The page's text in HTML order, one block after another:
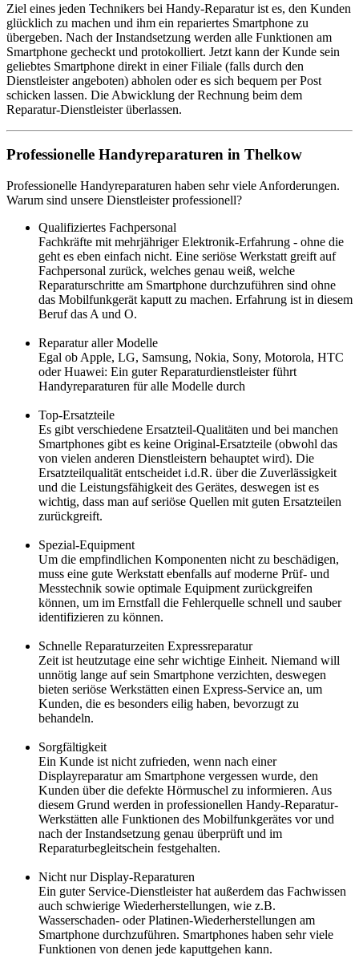
Ziel eines jeden Technikers bei Handy-Reparatur ist es, den Kunden
glücklich zu machen und ihm ein repariertes Smartphone zu
übergeben. Nach der Instandsetzung werden alle Funktionen am
Smartphone gecheckt und protokolliert. Jetzt kann der Kunde sein
geliebtes Smartphone direkt in einer Filiale (falls durch den
Dienstleister angeboten) abholen oder es sich bequem per Post
schicken lassen. Die Abwicklung der Rechnung beim dem
Reparatur-Dienstleister überlassen.
Professionelle Handyreparaturen in Thelkow
Professionelle Handyreparaturen haben sehr viele Anforderungen.
Warum sind unsere Dienstleister professionell?
Qualifiziertes Fachpersonal
Fachkräfte mit mehrjähriger Elektronik-Erfahrung - ohne die
geht es eben einfach nicht. Eine seriöse Werkstatt greift auf
Fachpersonal zurück, welches genau weiß, welche
Reparaturschritte am Smartphone durchzuführen sind ohne
das Mobilfunkgerät kaputt zu machen. Erfahrung ist in diesem
Beruf das A und O.
Reparatur aller Modelle
Egal ob Apple, LG, Samsung, Nokia, Sony, Motorola, HTC
oder Huawei: Ein guter Reparaturdienstleister führt
Handyreparaturen für alle Modelle durch
Top-Ersatzteile
Es gibt verschiedene Ersatzteil-Qualitäten und bei manchen
Smartphones gibt es keine Original-Ersatzteile (obwohl das
von vielen anderen Dienstleistern behauptet wird). Die
Ersatzteilqualität entscheidet i.d.R. über die Zuverlässigkeit
und die Leistungsfähigkeit des Gerätes, deswegen ist es
wichtig, dass man auf seriöse Quellen mit guten Ersatzteilen
zurückgreift.
Spezial-Equipment
Um die empfindlichen Komponenten nicht zu beschädigen,
muss eine gute Werkstatt ebenfalls auf moderne Prüf- und
Messtechnik sowie optimale Equipment zurückgreifen
können, um im Ernstfall die Fehlerquelle schnell und sauber
identifizieren zu können.
Schnelle Reparaturzeiten Expressreparatur
Zeit ist heutzutage eine sehr wichtige Einheit. Niemand will
unnötig lange auf sein Smartphone verzichten, deswegen
bieten seriöse Werkstätten einen Express-Service an, um
Kunden, die es besonders eilig haben, bevorzugt zu
behandeln.
Sorgfältigkeit
Ein Kunde ist nicht zufrieden, wenn nach einer
Displayreparatur am Smartphone vergessen wurde, den
Kunden über die defekte Hörmuschel zu informieren. Aus
diesem Grund werden in professionellen Handy-Reparatur-
Werkstätten alle Funktionen des Mobilfunkgerätes vor und
nach der Instandsetzung genau überprüft und im
Reparaturbegleitschein festgehalten.
Nicht nur Display-Reparaturen
Ein guter Service-Dienstleister hat außerdem das Fachwissen
auch schwierige Wiederherstellungen, wie z.B.
Wasserschaden- oder Platinen-Wiederherstellungen am
Smartphone durchzuführen. Smartphones haben sehr viele
Funktionen von denen jede kaputtgehen kann.